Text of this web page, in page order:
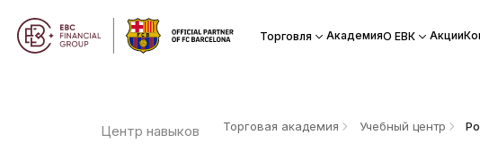
Торговля АкадемияО ЕВК Акции
Центр навыков
Торговая академия Учебный центр